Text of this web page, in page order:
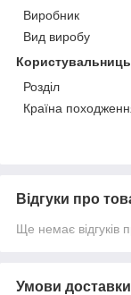
Виробник
Вид виробу
Розділ
Країна
Відгуки про
Ще немає відгуків
Умови доставки